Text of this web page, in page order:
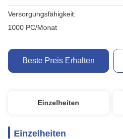
Versorgungsfähigkeit:
1000 PC/Monat
Beste Preis Erhalten
Einzelheiten
Einzelheiten